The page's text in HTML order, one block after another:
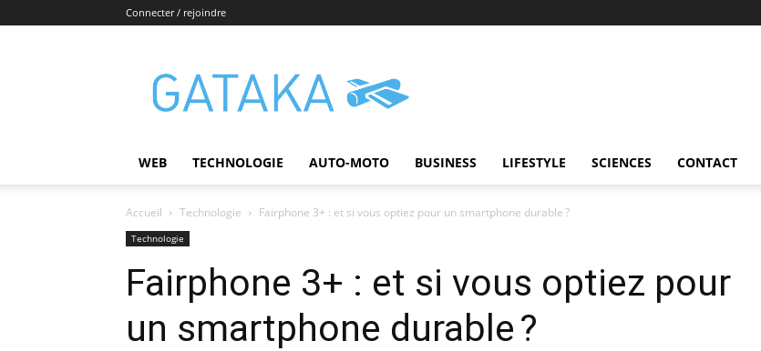
Connecter / rejoindre
WEB TECHNOLOGIE AUTO-MOTO BUSINESS LIFESTYLE SCIENCES CONTACT
Accueil Technologie Fairphone 3+ : et si vous optiez pour un smartphone durable ?
Technologie
Fairphone 3+ : et si vous optiez pour
un smartphone durable ?